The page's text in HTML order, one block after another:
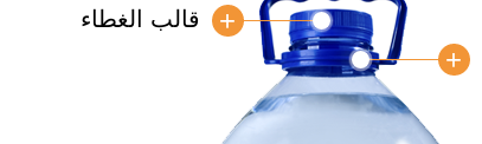
+
+ قالب الغطاء